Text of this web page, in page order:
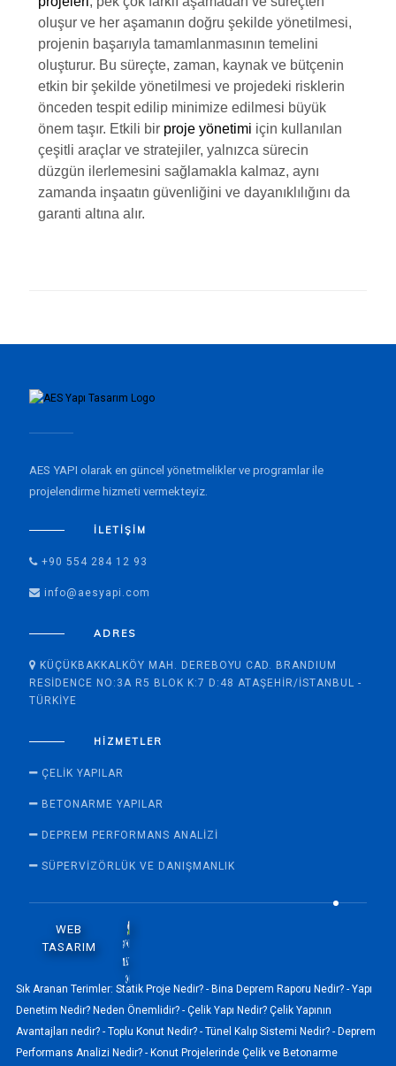
oluşur ve her aşamanın doğru şekilde yönetilmesi,
projenin başarıyla tamamlanmasının temelini
oluşturur. Bu süreçte, zaman, kaynak ve bütçenin
etkin bir şekilde yönetilmesi ve projedeki risklerin
önceden tespit edilip minimize edilmesi büyük
önem taşır. Etkili bir proje yönetimi için kullanılan
çeşitli araçlar ve stratejiler, yalnızca sürecin
düzgün ilerlemesini sağlamakla kalmaz, aynı
zamanda inşaatın güvenliğini ve dayanıklılığını da
garanti altına alır.
AES YAPI olarak en güncel yönetmelikler ve programlar ile
projelendirme hizmeti vermekteyiz.
İLETIŞIM
+90 554 284 12 93
info@aesyapi.com
ADRES
KÜÇÜKBAKKALKÖY MAH. DEREBOYU CAD. BRANDIUM
RESIDENCE NO:3A R5 BLOK K:7 D:48 ATAŞEHIR/İSTANBUL -
TÜRKIYE
HIZMETLER
ÇELIK YAPILAR
BETONARME YAPILAR
DEPREM PERFORMANS ANALIZI
SÜPERVİZÖRLÜK VE DANIŞMANLIK
WEB
TASARIM
Sık Aranan Terimler: Statik Proje Nedir? - Bina Deprem Raporu Nedir? - Yapı
Denetim Nedir? Neden Önemlidir? - Çelik Yapı Nedir? Çelik Yapının
Avantajları nedir? - Toplu Konut Nedir? - Tünel Kalıp Sistemi Nedir? - Deprem
Performans Analizi Nedir? - Konut Projelerinde Çelik ve Betonarme